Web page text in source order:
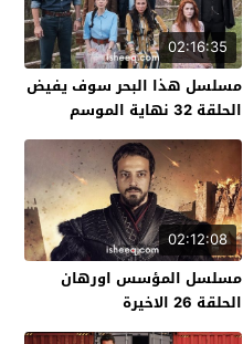
02:16:35
مسلسل هذا البحر سوف يفيض
الحلقة 32 نهاية الموسم
02:12:08
مسلسل المؤسس اورهان
الحلقة 26 الاخيرة